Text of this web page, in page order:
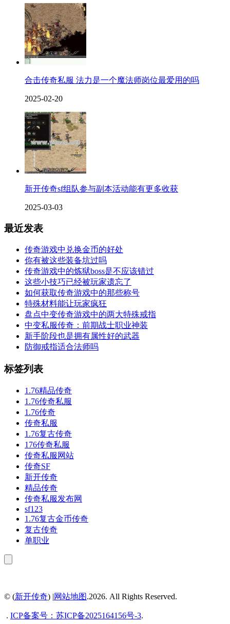
合击传奇私服 法力是一个魔法师岗位最爱用的吗
2025-02-20
新开传奇sf组队参与副本活动能有更多收获
2025-03-03
最近发表
传奇游戏中兑换金币的好处
你有被这些装备坑过吗
传奇游戏中的炼狱boss是不应该错过
这些小技巧已经被玩家遗忘了
如何获取传奇游戏中的那些称号
特殊材料能让玩家疯狂
盘点中变传奇游戏中的两大特殊戒指
中变私服传奇：前期战士职业神装
新手阶段也是拥有属性好的武器
防御戒指适合法师吗
标签列表
1.76精品传奇
1.76传奇私服
1.76传奇
传奇私服
1.76复古传奇
176传奇私服
传奇私服网站
传奇SF
新开传奇
精品传奇
传奇私服发布网
sf123
1.76复古金币传奇
复古传奇
单职业
© (新开传奇) |网站地图.2026. All Rights Reserved.
. ICP备案号： 苏ICP备2025164156号-3.